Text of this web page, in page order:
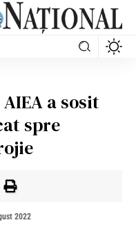
a sosit
spre
2022